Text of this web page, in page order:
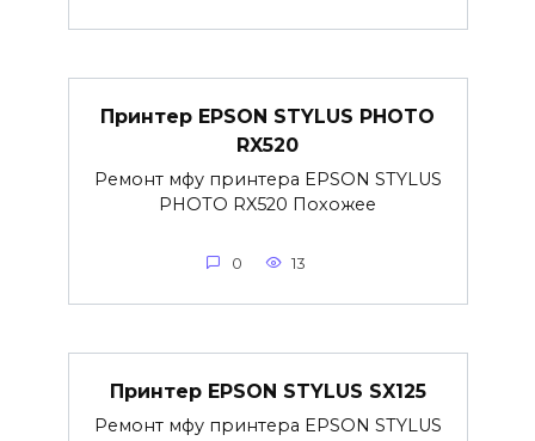
Принтер EPSON STYLUS PHOTO
RX520
Ремонт мфу принтера EPSON STYLUS
PHOTO RX520 Похожее
0 13
Принтер EPSON STYLUS SX125
Ремонт мфу принтера EPSON STYLUS